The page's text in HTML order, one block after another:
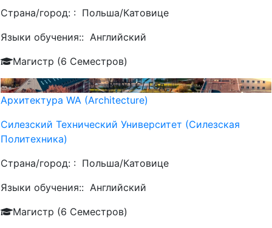
Страна/город: : Польша/Катовице
Языки обучения:: Английский
Магистр (6 Семестров)
3500€/ Год
Архитектура WA (Architecture)
Силезский Технический Университет (Силезская
Политехника)
Страна/город: : Польша/Катовице
Языки обучения:: Английский
Магистр (6 Семестров)